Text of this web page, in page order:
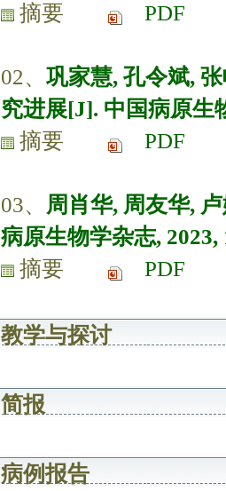
摘要
PDF
02、 巩家慧, 孔令斌,
究进展[J]. 中国病原生
摘要
PDF
03、 周肖华, 周友华,
病原生物学杂志, 2023,
摘要
PDF
教学与探讨
简报
病例报告